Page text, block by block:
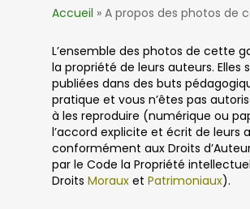
Accueil » A propos des photos de
L’ensemble des photos de cette
la propriété de leurs auteurs. Elles
publiées dans des buts
pratique et vous n’êtes pas
à les reproduire (numérique ou
l’accord explicite et écrit de leurs
conformément aux Droits
par le Code la Propriété
Droits Moraux et Patrimoniaux).